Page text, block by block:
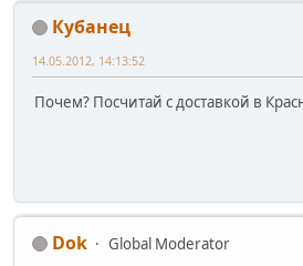
Кубанец
14.05.2012, 14:13:52
Почем? Посчитай с доставкой в
Dok
Global Moderator